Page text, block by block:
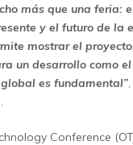
más que una feria:
y el futuro de la
mostrar el
un desarrollo como
es fundamental”
Conference